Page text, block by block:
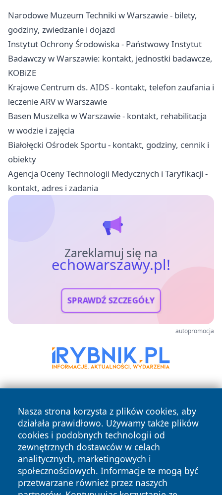
Narodowe Muzeum Techniki w Warszawie - bilety,
godziny, zwiedzanie i dojazd
Instytut Ochrony Środowiska - Państwowy Instytut
Badawczy w Warszawie: kontakt, jednostki badawcze,
KOBiZE
Krajowe Centrum ds. AIDS - kontakt, telefon zaufania i
leczenie ARV w Warszawie
Basen Muszelka w Warszawie - kontakt, rehabilitacja
w wodzie i zajęcia
Białołęcki Ośrodek Sportu - kontakt, godziny, cennik i
obiekty
Agencja Oceny Technologii Medycznych i Taryfikacji -
kontakt, adres i zadania
Zareklamuj się na
echowarszawy.pl!
SPRAWDŹ SZCZEGÓŁY
autopromocja
Nasza strona korzysta z plików cookies, aby
działała prawidłowo. Używamy także plików
cookies i podobnych technologii od
zewnętrznych dostawców w celach
analitycznych, marketingowych i
społecznościowych. Informacje te mogą być
przetwarzane również przez naszych
Copyright © 2026 echowarszawy.pl Wszystkie prawa
zastrzeżone.